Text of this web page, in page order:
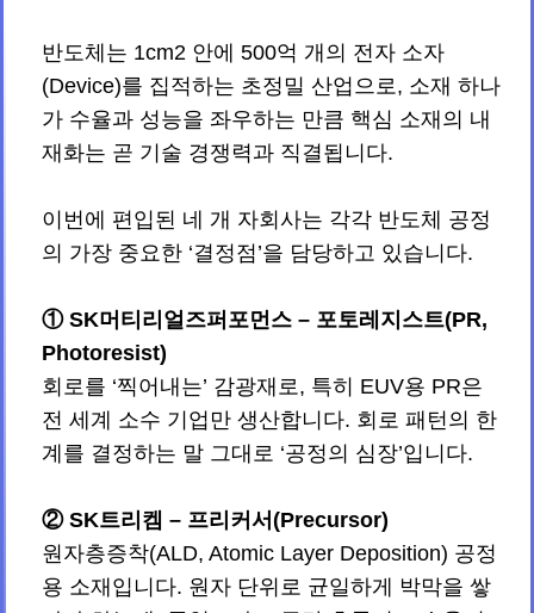
반도체는 1cm2 안에 500억 개의 전자 소자
(Device)를 집적하는 초정밀 산업으로, 소재 하나
가 수율과 성능을 좌우하는 만큼 핵심 소재의 내
재화는 곧 기술 경쟁력과 직결됩니다.
이번에 편입된 네 개 자회사는 각각 반도체 공정
의 가장 중요한 ‘결정점’을 담당하고 있습니다.
① SK머티리얼즈퍼포먼스 – 포토레지스트(PR,
Photoresist)
회로를 ‘찍어내는’ 감광재로, 특히 EUV용 PR은
전 세계 소수 기업만 생산합니다. 회로 패턴의 한
계를 결정하는 말 그대로 ‘공정의 심장’입니다.
② SK트리켐 – 프리커서(Precursor)
원자층증착(ALD, Atomic Layer Deposition) 공정
용 소재입니다. 원자 단위로 균일하게 박막을 쌓